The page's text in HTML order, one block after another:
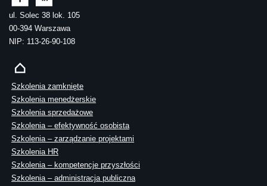
ul. Solec 38 lok. 105
00-394 Warszawa
NIP: 113-26-90-108
Szkolenia zamknięte
Szkolenia menedżerskie
Szkolenia sprzedażowe
Szkolenia – efektywność osobista
Szkolenia – zarządzanie projektami
Szkolenia HR
Szkolenia – kompetencje przyszłości
Szkolenia – administracja publiczna